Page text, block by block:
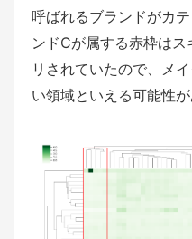
呼ばれるブランドがカ
ンドCが属する赤枠は
リされていたので、メ
い領域といえる可能性が